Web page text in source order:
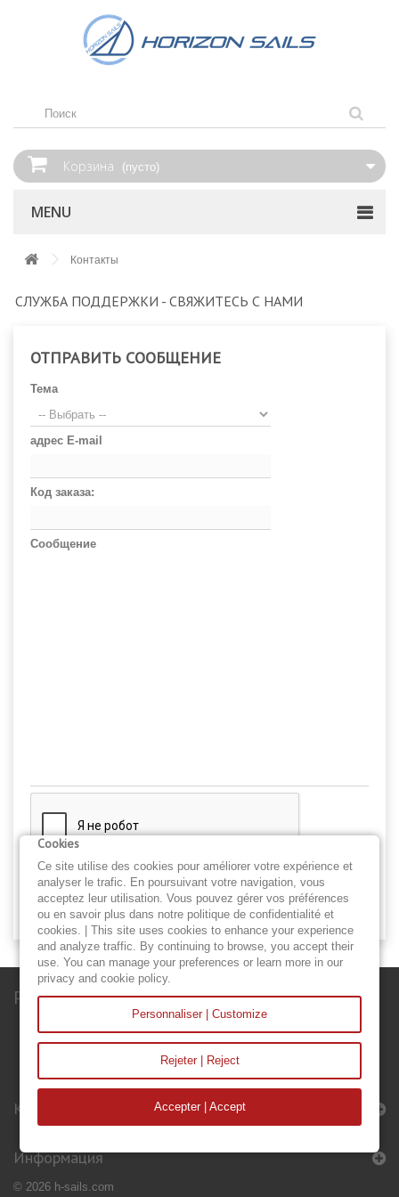
Корзина (пусто)
MENU
Контакты
СЛУЖБА ПОДДЕРЖКИ - СВЯЖИТЕСЬ С НАМИ
ОТПРАВИТЬ СООБЩЕНИЕ
Тема
адрес E-mail
Код заказа:
Сообщение
Отправить
Рассылка
Категории
Информация
© 2026 h-sails.com
Cookies
Ce site utilise des cookies pour améliorer votre expérience et
analyser le trafic. En poursuivant votre navigation, vous
acceptez leur utilisation. Vous pouvez gérer vos préférences
ou en savoir plus dans notre politique de confidentialité et
cookies. | This site uses cookies to enhance your experience
and analyze traffic. By continuing to browse, you accept their
use. You can manage your preferences or learn more in our
privacy and cookie policy.
Personnaliser | Customize
Rejeter | Reject
Accepter | Accept